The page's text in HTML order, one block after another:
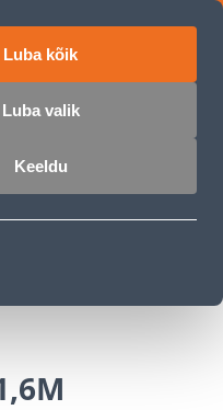
Luba kõik
Luba valik
Keeldu